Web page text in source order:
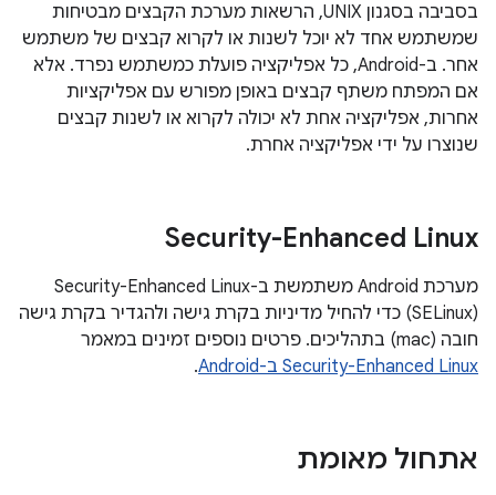
בסביבה בסגנון UNIX, הרשאות מערכת הקבצים מבטיחות
שמשתמש אחד לא יוכל לשנות או לקרוא קבצים של משתמש
אחר. ב-Android, כל אפליקציה פועלת כמשתמש נפרד. אלא
אם המפתח משתף קבצים באופן מפורש עם אפליקציות
אחרות, אפליקציה אחת לא יכולה לקרוא או לשנות קבצים
שנוצרו על ידי אפליקציה אחרת.
Security-Enhanced Linux
(SELinux) כדי להחיל מדיניות בקרת גישה ולהגדיר בקרת גישה
חובה (mac) בתהליכים. פרטים נוספים זמינים במאמר
Security-Enhanced Linux ב-Android
.
אתחול מאומת